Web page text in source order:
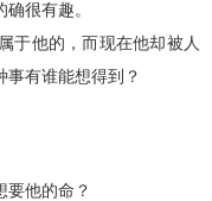
很有趣。
他的，而现在他却被人
事有谁能想得到？
他的命？